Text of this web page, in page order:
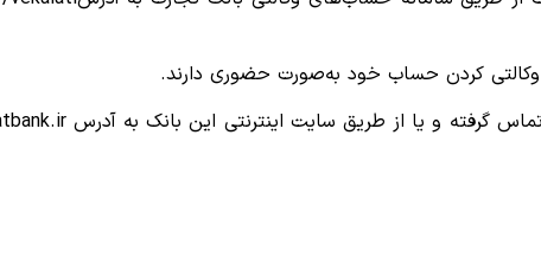
وکالتی کردن حساب خود به‌صورت حضوری دارند.